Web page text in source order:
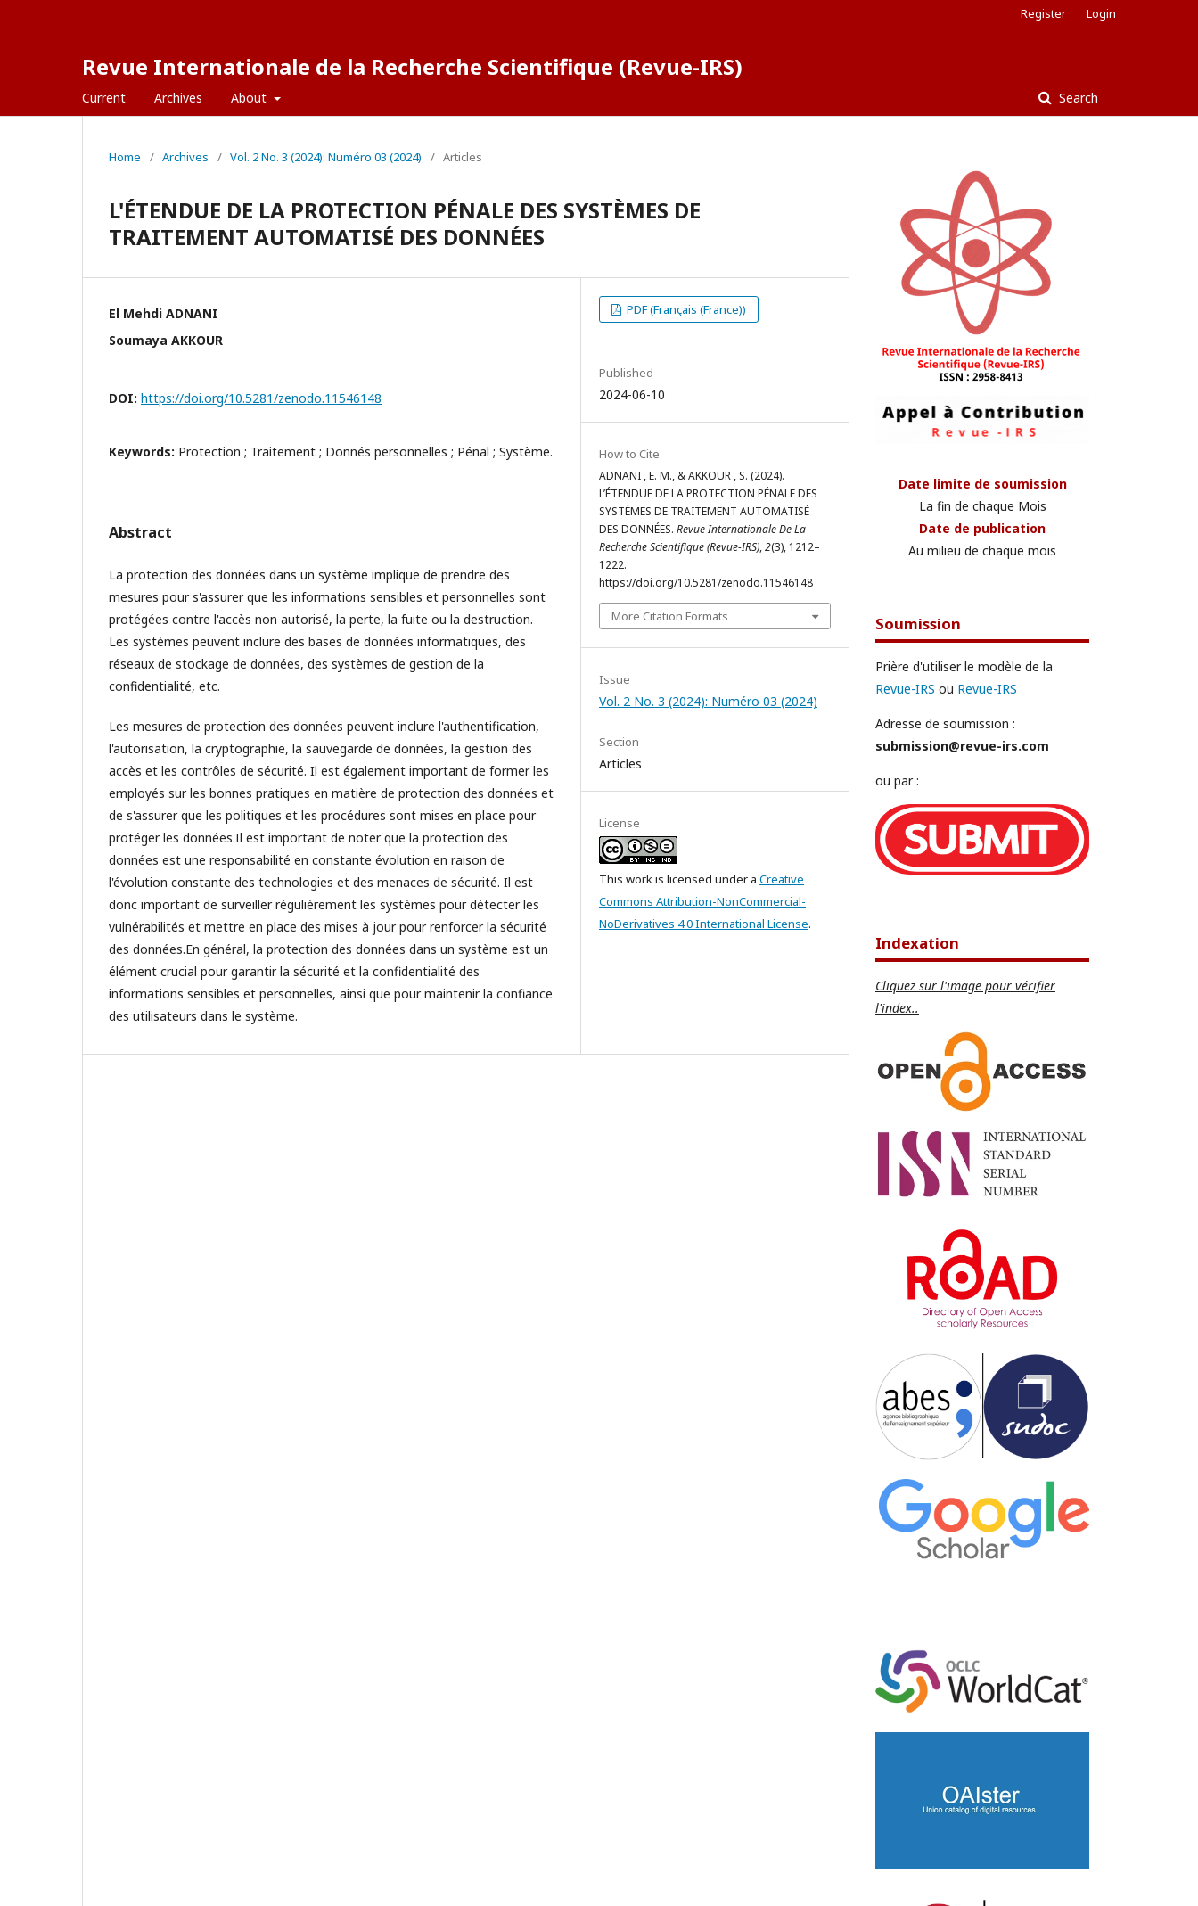
Revue Internationale de la Recherche Scientifique (Revue-IRS)
Current Archives About Search
Register Login
Home / Archives / Vol. 2 No. 3 (2024): Numéro 03 (2024) / Articles
L'ÉTENDUE DE LA PROTECTION PÉNALE DES SYSTÈMES DE
TRAITEMENT AUTOMATISÉ DES DONNÉES
El Mehdi ADNANI
Soumaya AKKOUR
DOI: https://doi.org/10.5281/zenodo.11546148
Keywords: Protection ; Traitement ; Donnés personnelles ; Pénal ; Système.
Abstract
La protection des données dans un système implique de prendre des
mesures pour s'assurer que les informations sensibles et personnelles sont
protégées contre l'accès non autorisé, la perte, la fuite ou la destruction.
Les systèmes peuvent inclure des bases de données informatiques, des
réseaux de stockage de données, des systèmes de gestion de la
confidentialité, etc.
Les mesures de protection des données peuvent inclure l'authentification,
l'autorisation, la cryptographie, la sauvegarde de données, la gestion des
accès et les contrôles de sécurité. Il est également important de former les
employés sur les bonnes pratiques en matière de protection des données et
de s'assurer que les politiques et les procédures sont mises en place pour
protéger les données.Il est important de noter que la protection des
données est une responsabilité en constante évolution en raison de
l'évolution constante des technologies et des menaces de sécurité. Il est
donc important de surveiller régulièrement les systèmes pour détecter les
vulnérabilités et mettre en place des mises à jour pour renforcer la sécurité
des données.En général, la protection des données dans un système est un
élément crucial pour garantir la sécurité et la confidentialité des
informations sensibles et personnelles, ainsi que pour maintenir la confiance
des utilisateurs dans le système.
PDF (Français (France))
Published
2024-06-10
How to Cite
ADNANI , E. M., & AKKOUR , S. (2024).
L’ÉTENDUE DE LA PROTECTION PÉNALE DES
SYSTÈMES DE TRAITEMENT AUTOMATISÉ
DES DONNÉES. Revue Internationale De La
Recherche Scientifique (Revue-IRS),2(3), 1212–
1222.
https://doi.org/10.5281/zenodo.11546148
More Citation Formats
Issue
Vol. 2 No. 3 (2024): Numéro 03 (2024)
Section
Articles
License
This work is licensed under a Creative
Commons Attribution-NonCommercial-
NoDerivatives 4.0 International License.
Date limite de soumission
La fin de chaque Mois
Date de publication
Au milieu de chaque mois
Soumission
Prière d'utiliser le modèle de la
Revue-IRS ou Revue-IRS
Adresse de soumission :
submission@revue-irs.com
ou par :
Indexation
Cliquez sur l'image pour vérifier
l'index..